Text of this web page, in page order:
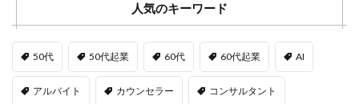
人気のキーワード
50代 50代起業 60代 60代起業 AI
アルバイト カウンセラー コンサルタント